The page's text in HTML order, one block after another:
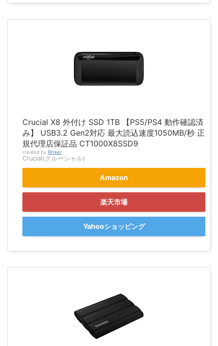
Crucial X8 外付け SSD 1TB 【PS5/PS4 動作確認済
み】 USB3.2 Gen2対応 最大読込速度1050MB/秒 正
規代理店保証品 CT1000X8SSD9
created by Rinker
Crucial(クルーシャル)
Amazon
楽天市場
Yahooショッピング